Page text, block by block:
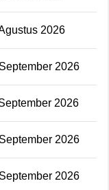
2026
2026
2026
2026
2026